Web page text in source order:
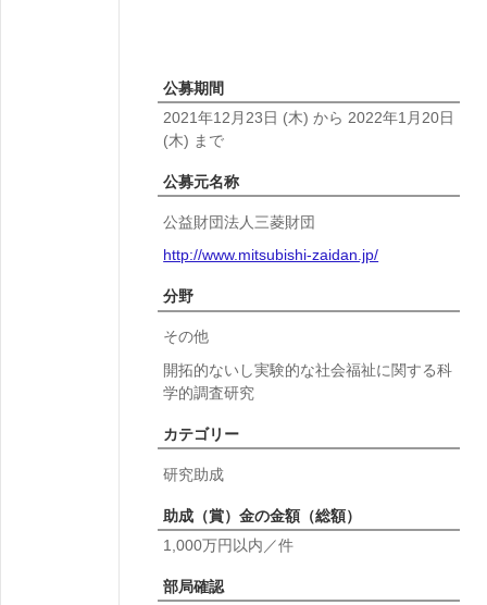
公募期間
2021年12月23日 (木) から 2022年1月20日
(木) まで
公募元名称
公益財団法人三菱財団
http://www.mitsubishi-zaidan.jp/
分野
その他
開拓的ないし実験的な社会福祉に関する科
学的調査研究
カテゴリー
研究助成
助成（賞）金の金額（総額）
1,000万円以内／件
部局確認